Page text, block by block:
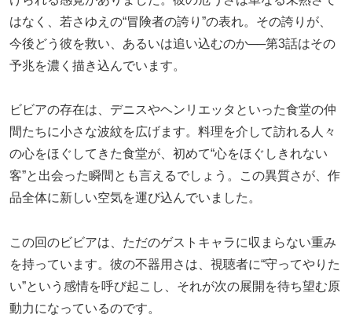
はなく、若さゆえの“冒険者の誇り”の表れ。その誇りが、
今後どう彼を救い、あるいは追い込むのか──第3話はその
予兆を濃く描き込んでいます。
ビビアの存在は、デニスやヘンリエッタといった食堂の仲
間たちに小さな波紋を広げます。料理を介して訪れる人々
の心をほぐしてきた食堂が、初めて“心をほぐしきれない
客”と出会った瞬間とも言えるでしょう。この異質さが、作
品全体に新しい空気を運び込んでいました。
この回のビビアは、ただのゲストキャラに収まらない重み
を持っています。彼の不器用さは、視聴者に“守ってやりた
い”という感情を呼び起こし、それが次の展開を待ち望む原
動力になっているのです。